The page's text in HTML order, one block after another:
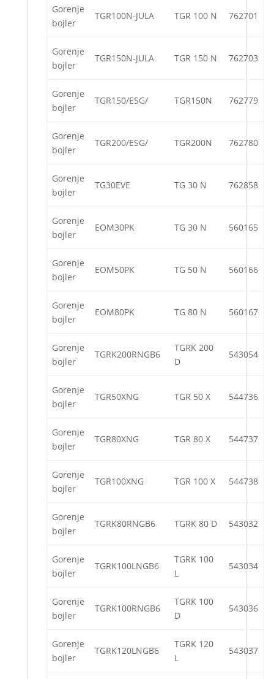
Gorenje
bojler
TGR100N-JULA TGR 100 N 762701
Gorenje
bojler
TGR150N-JULA TGR 150 N 762703
Gorenje
bojler
TGR150/ESG/ TGR150N 762779
Gorenje
bojler
TGR200/ESG/ TGR200N 762780
Gorenje
bojler
TG30EVE TG 30 N 762858
Gorenje
bojler
EOM30PK TG 30 N 560165
Gorenje
bojler
EOM50PK TG 50 N 560166
Gorenje
bojler
EOM80PK TG 80 N 560167
Gorenje
bojler
TGRK200RNGB6
TGRK 200
D
543054
Gorenje
bojler
TGR50XNG TGR 50 X 544736
Gorenje
bojler
TGR80XNG TGR 80 X 544737
Gorenje
bojler
TGR100XNG TGR 100 X 544738
Gorenje
bojler
TGRK80RNGB6 TGRK 80 D 543032
Gorenje
bojler
TGRK100LNGB6
TGRK 100
L
543034
Gorenje
bojler
TGRK100RNGB6
TGRK 100
D
543036
Gorenje
bojler
TGRK120LNGB6
TGRK 120
L
543037